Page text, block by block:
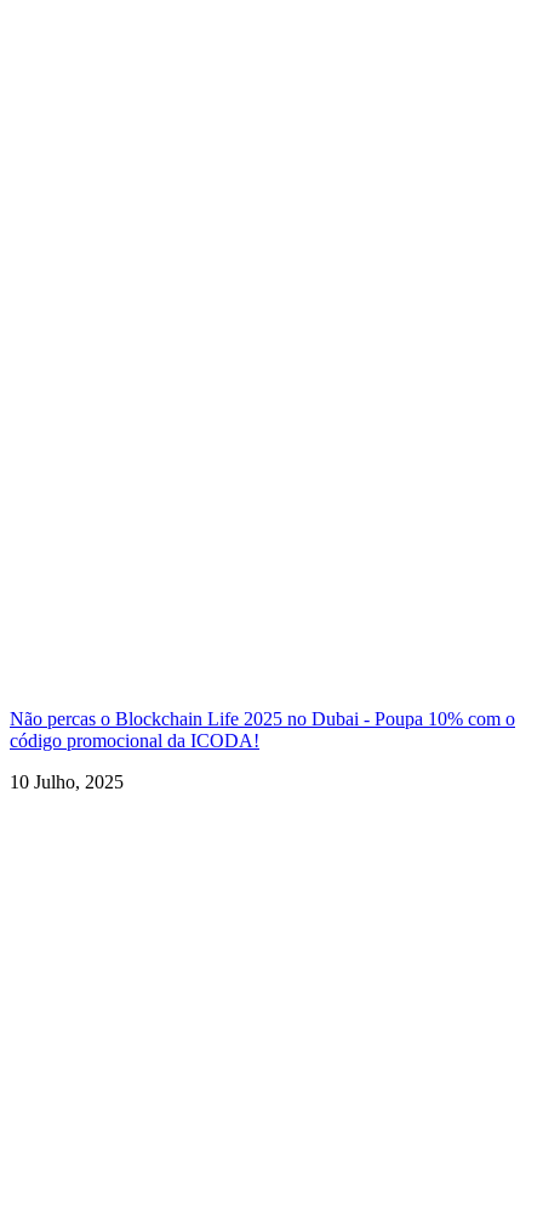
Não percas o Blockchain Life 2025 no Dubai - Poupa 10% com o
código promocional da ICODA!
10 Julho, 2025